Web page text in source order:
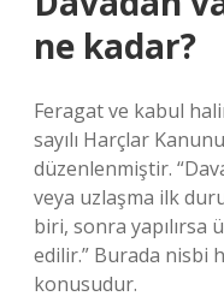
ne kadar?
Feragat ve kabul
sayılı Harçlar
düzenlenmiştir.
veya uzlaşma ilk
biri, sonra yapılırsa
edilir.” Burada nisbi
konusudur.